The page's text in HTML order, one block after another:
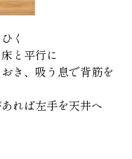
く
と平行に
き、吸う息で背筋を
れば左手を天井へ